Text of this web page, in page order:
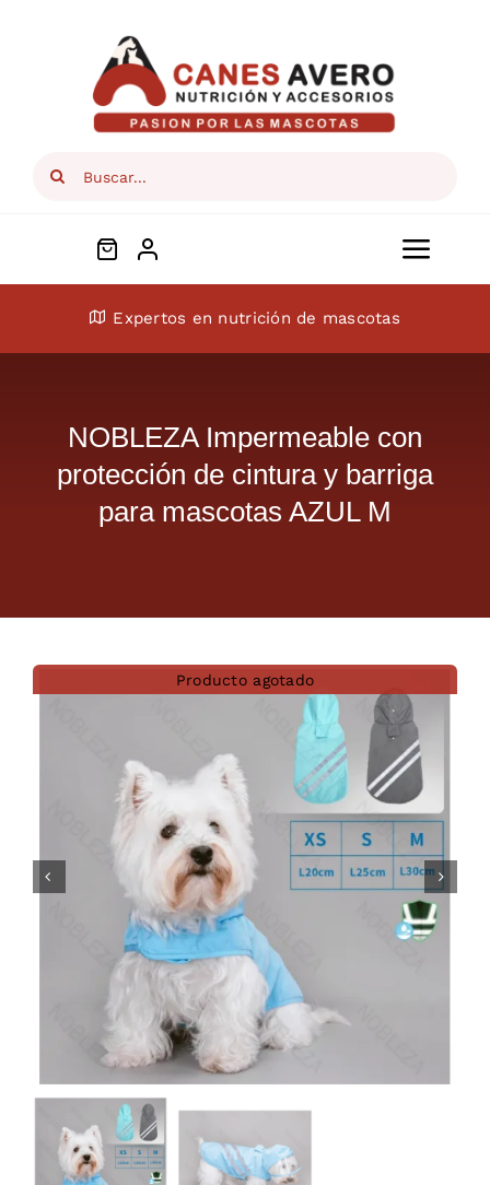
Search
Conócenos
Dietas veterinarias
Antiparasitarios
Super Ofertas
Expertos en nutrición de mascotas
NOBLEZA Impermeable con
protección de cintura y barriga
para mascotas AZUL M
Producto agotado